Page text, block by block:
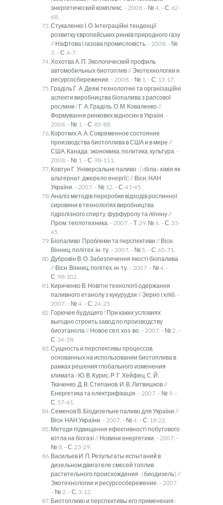
энергетический комплекс. – 2008. – № 4. – С. 62-
68.
Стукаленко І. О. Інтеграційні тенденції
розвитку європейських ринків природного газу
// Нафтова і газова промисловість. – 2008. – №
3. – С. 4-7.
Хохотва А. П. Экологический профиль
автомобильных биотоплив // Экотехнологии и
ресурсосбережение. – 2008. – № 1. – С. 13-17.
Граділь Г. А. Деякі технологічні та організаційні
аспекти виробництва біопалива з рапсової
рослини / Г. А. Граділь, О. М. Коваленко //
Формування ринкових відносин в Україні. –
2008. – № 1. – С. 83-88.
Коротких А. А. Современное состояние
производства биотоплива в США и в мире //
США, Канада: экономика, политика, культура. –
2008. – № 1. – С. 98-111.
Ковтун Г. Універсальне паливо : [«біла» хімія як
альтернат. джерело енергії] // Вісн. НАН
України. – 2007. – № 12. – С. 41-45.
Аналіз методів переробки відходів рослинної
сировини в технологіях виробництва
гідролізного спирту, фурфуролу та лігніну //
Пром. теплотехника. – 2007. – Т. 29, № 6. – С. 33-
45.
Біопаливо. Проблеми та перспективи // Вісн.
Вінниц. політех. ін-ту. – 2007. – № 5. – С. 65-71.
Дубровін В. О. Забезпечення якості біопалива
// Вісн. Вінниц. політех. ін-ту. – 2007. – № 4. –
С. 98-102.
Кириченко В. Новітні технології одержання
паливного етанолу з кукурудзи // Зерно і хліб. –
2007. – № 4. – С. 24-25.
Горючее будущего? При каких условиях
выгодно строить завод по производству
биоэтанола // Новое сел. хоз-во. – 2007. – № 2. –
С. 34-38.
Сущность и перспективы процессов,
основанных на использовании биотоплива в
рамках решения глобального изменения
климата / Ю. В. Курис, Р. Г. Хейфец, С. Й.
Ткаченко, Д. В. Степанов, И. В. Литвишков //
Енергетика та електрифікація. – 2007. – № 9. –
С. 57-61.
Семенов В. Біодизельне паливо для України //
Вісн. НАН України. – 2007. – № 4. – С. 18-22.
Методи підвищення ефективності побутового
котла на біогазі // Новини енергетики. – 2007. –
№ 8. – С. 23-29.
Васильев И. П. Результаты испытаний в
дизельном двигателе смесей топлив
растительного происхождения : [биодизель] //
Экотехнологии и ресурсосбережение. – 2007.
– № 2. – С. 3-12.
Биотопливо и перспективы его применения :